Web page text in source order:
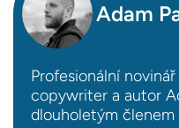
Adam
Profesionální
copywriter a autor
dlouholetým členem